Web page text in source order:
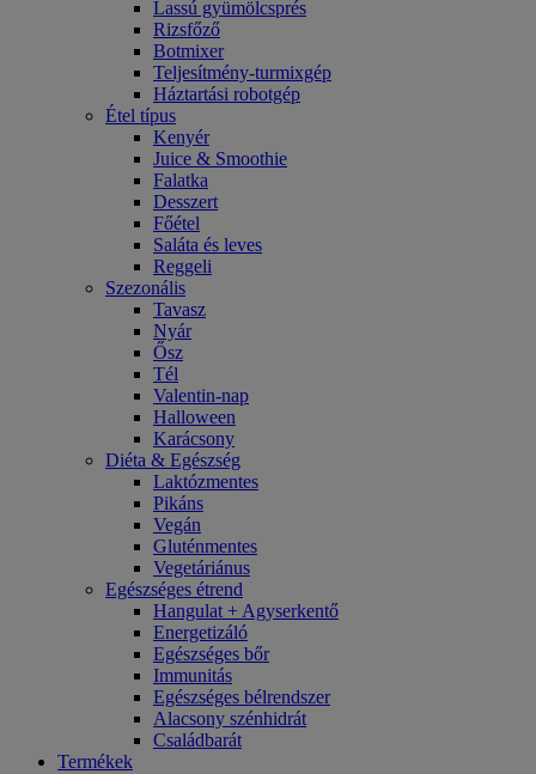
Lassú gyümölcsprés
Rizsfőző
Botmixer
Teljesítmény-turmixgép
Háztartási robotgép
Étel típus
Kenyér
Juice & Smoothie
Falatka
Desszert
Főétel
Saláta és leves
Reggeli
Szezonális
Tavasz
Nyár
Ősz
Tél
Valentin-nap
Halloween
Karácsony
Diéta & Egészség
Laktózmentes
Pikáns
Vegán
Gluténmentes
Vegetáriánus
Egészséges étrend
Hangulat + Agyserkentő
Energetizáló
Egészséges bőr
Immunitás
Egészséges bélrendszer
Alacsony szénhidrát
Családbarát
Termékek